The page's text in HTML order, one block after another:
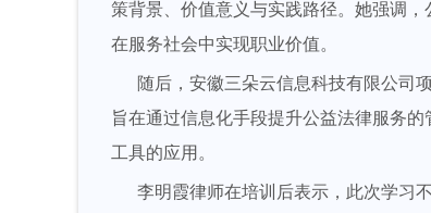
策背景、价值意义与实践路径。她强调
在服务社会中实现职业价值。
随后，安徽三朵云信息科技有限公司项
旨在通过信息化手段提升公益法律服务
工具的应用。
李明霞律师在培训后表示，此次学习不